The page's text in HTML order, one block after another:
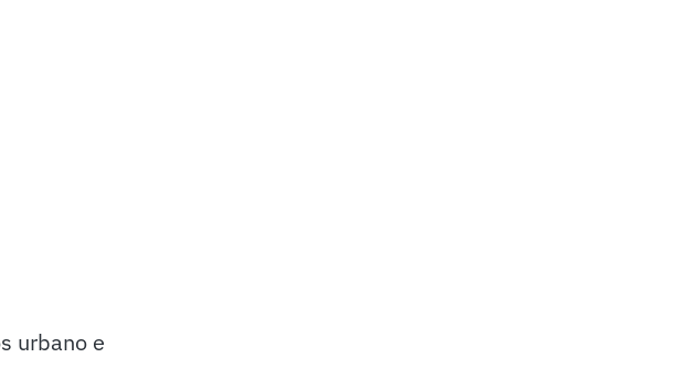
urbano e